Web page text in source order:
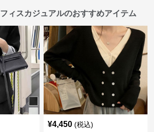
ィスカジュアルのおすすめアイテム
¥4,450 (税込)